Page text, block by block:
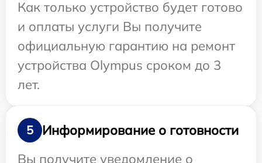
Как только устройство будет готово
и оплаты услуги Вы получите
официальную гарантию на ремонт
устройства Olympus сроком до 3
лет.
5
Информирование о готовности
Вы получите уведомление о